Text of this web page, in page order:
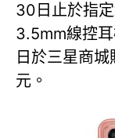
30日止於指
3.5mm線控
日於三星商
元。